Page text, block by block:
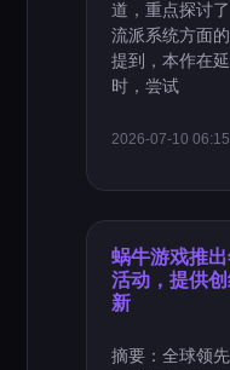
道，重点探讨
流派系统方面
提到，本作在
时，尝试
2026-07-10
蜗牛游戏推
活动，提供
新
摘要：全球领